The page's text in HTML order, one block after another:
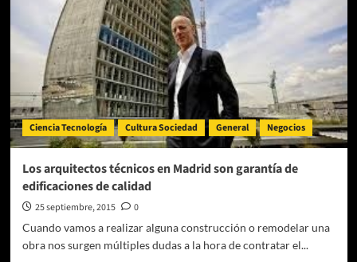
Ciencia Tecnología Cultura Sociedad General Negocios
Los arquitectos técnicos en Madrid son garantía de
edificaciones de calidad
25 septiembre, 2015
0
Cuando vamos a realizar alguna construcción o remodelar una
obra nos surgen múltiples dudas a la hora de contratar el...